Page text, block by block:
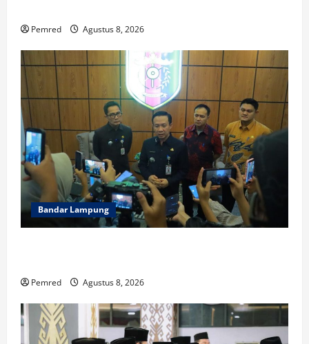
Pemred Agustus 8, 2026
Bandar Lampung
Pemred Agustus 8, 2026